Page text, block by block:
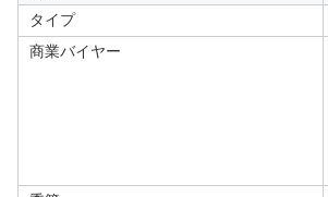
タイプ
商業バイヤー